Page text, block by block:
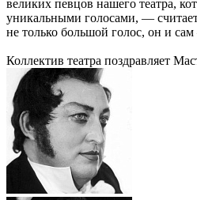
великих певцов нашего театра,
уникальными голосами, —
не только большой голос, он и
Коллектив театра поздравляет